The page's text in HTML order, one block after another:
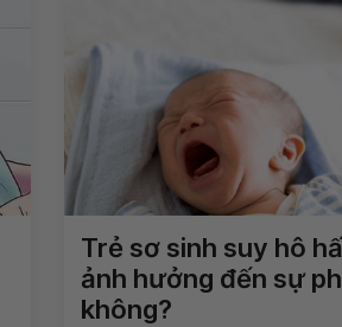
Trẻ sơ sinh suy hô
ảnh hưởng đến sự
không?